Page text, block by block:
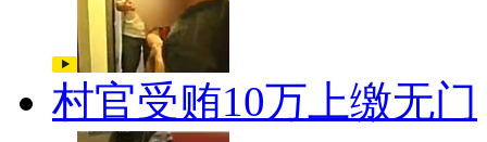
村官受贿10万上缴无门